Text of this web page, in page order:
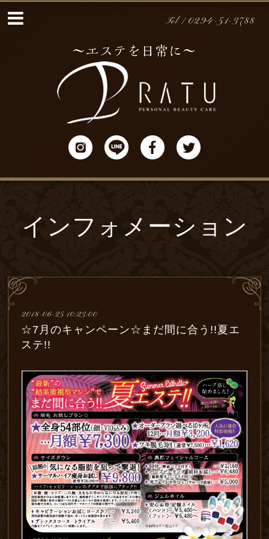
Tel / 0294-51-3788
インフォメーション
2018-06-25 10:23:00
☆7月のキャンペーン☆まだ間に合う!!夏エ
ステ!!